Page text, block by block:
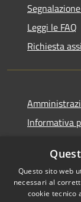
Leggi le FAQ
Richiesta
Informativa
Questo sito web
necessari al
cookie tecnico